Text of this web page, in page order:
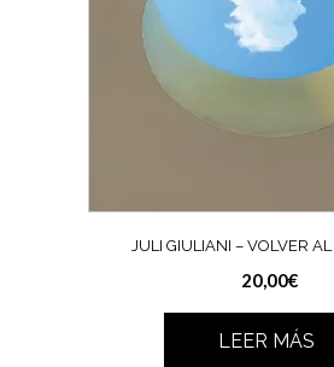
JULI GIULIANI – VOLVER AL
20,00€
LEER MÁS